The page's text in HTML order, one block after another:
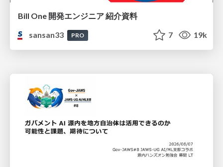
Bill One 開発エンジニア 紹介資料
sansan33
PRO 7 19k